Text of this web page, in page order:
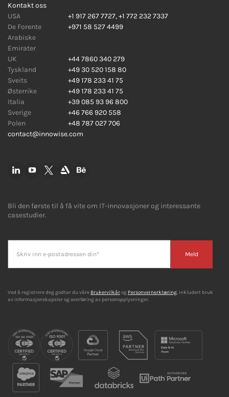
Kontakt oss
USA
+1 917 267 7727,+1 772 232 7337
De Forente
Arabiske
Emirater
+971 58 527 4499
UK
+44 7860 340 279
Tyskland
+49 30 520 158 80
Sveits
+49 178 233 41 75
Østerrike
+49 178 233 41 75
Italia
+39 085 93 96 800
Sverige
+46 766 920 558
Polen
+48 787 027 706
contact@innowise.com
Bli den første til å få vite om IT-innovasjoner og interessante
casestudier.
Meld
Ved å registrere deg godtar du våre Brukervilkårog Personvernerklæring, inkludert bruk
av informasjonskapsler og overføring av personopplysninger.